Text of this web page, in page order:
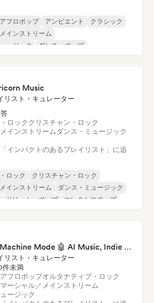
フロポップ アンビエント
クラシック
インストリーム
ージック
ダンス・ポップ
Music
リスト・キュレーター
ロッククリスチャン・ロック
インストリーム ダンス・ミュージック
インパクトのあるプレイリスト」に追
ロック
クリスチャン・ロック
インストリーム
ダンス・ミュージック
ドリーム・ポップ
エレクトロポップ
Pop Machine Mode 🤖 AI Music, Indie Pop & Dream Pop
リスト・キュレーター
件未満
フロポップオルタナティブ・ロック
ーシャル／メインストリーム
ージック